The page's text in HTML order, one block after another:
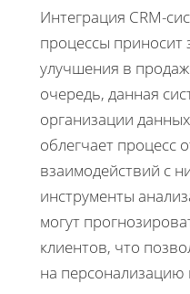
Интеграция CRM-
процессы приносит
улучшения в
очередь, данная
организации
облегчает процесс
взаимодействий с
инструменты
могут
клиентов, что
на персонализацию